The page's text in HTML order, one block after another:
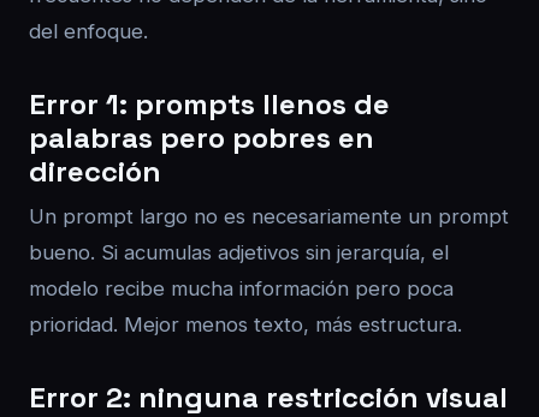
del enfoque.
Error 1: prompts llenos de
palabras pero pobres en
dirección
Un prompt largo no es necesariamente un prompt
bueno. Si acumulas adjetivos sin jerarquía, el
modelo recibe mucha información pero poca
prioridad. Mejor menos texto, más estructura.
Error 2: ninguna restricción visual